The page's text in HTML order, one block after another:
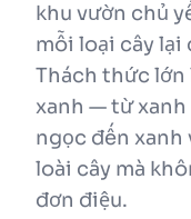
khu vườn chủ
mỗi loại cây lại
Thách thức
xanh — từ xanh
ngọc đến xanh
loài cây mà
đơn điệu.